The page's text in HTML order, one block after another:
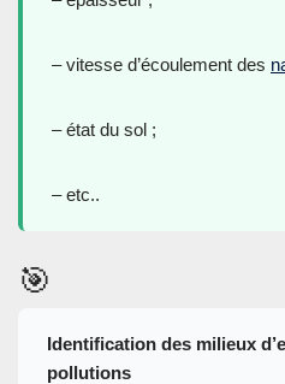
– vitesse d’écoulement des
– état du sol ;
– etc..
🎯
Identification des milieux
pollutions